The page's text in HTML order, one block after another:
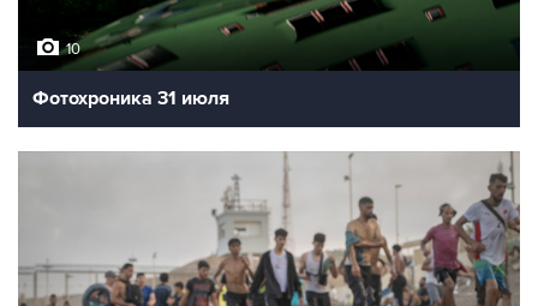
10
Фотохроника 31 июля